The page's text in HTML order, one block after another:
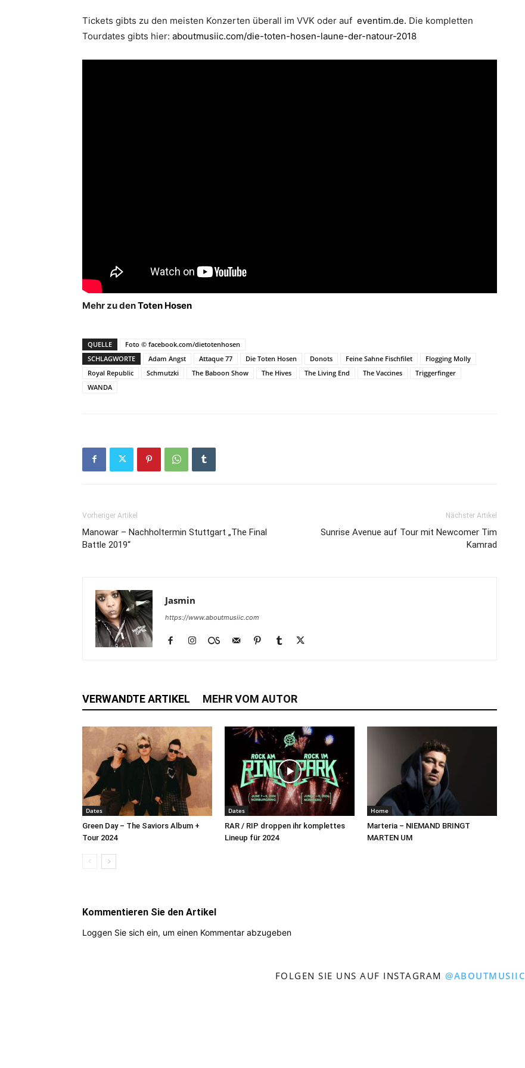
Tickets gibts zu den meisten Konzerten überall im VVK oder auf eventim.de. Die kompletten
Tourdates gibts hier: aboutmusiic.com/die-toten-hosen-laune-der-natour-2018
Mehr zu denToten Hosen
QUELLE
Foto © facebook.com/dietotenhosen
SCHLAGWORTE
Adam Angst Attaque 77 Die Toten Hosen Donots Feine Sahne Fischfilet
Flogging Molly
Royal Republic
Schmutzki The Baboon Show The Hives The Living End The Vaccines
Triggerfinger
WANDA
Vorheriger Artikel
Manowar – Nachholtermin Stuttgart „The Final
Battle 2019“
Nächster Artikel
Sunrise Avenue auf Tour mit Newcomer Tim
Kamrad
Jasmin
https://www.aboutmusiic.com
VERWANDTE ARTIKEL MEHR VOM AUTOR
Dates
Green Day – The Saviors Album +
Tour 2024
Dates
RAR / RIP droppen ihr komplettes
Lineup für 2024
Home
Marteria – NIEMAND BRINGT
MARTEN UM
Kommentieren Sie den Artikel
Loggen Sie sich ein, um einen Kommentar abzugeben
FOLGEN SIE UNS AUF INSTAGRAM@ABOUTMUSIIC